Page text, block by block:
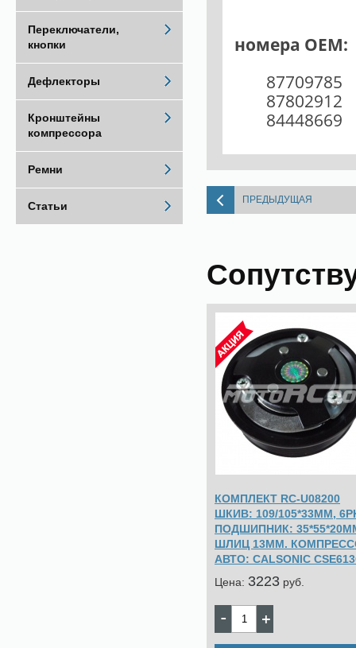
номера OEM:
87709785
87802912
84448669
ПРЕДЫДУЩАЯ
КОМПЛЕКТ RC-U08200
ШКИВ: 109/105*33ММ,
ПОДШИПНИК:
ШЛИЦ 13ММ.
АВТО: CALSONIC
Цена: 3223 pуб.
Переключатели,
кнопки
Дефлекторы
Кронштейны
компрессора
Ремни
Статьи